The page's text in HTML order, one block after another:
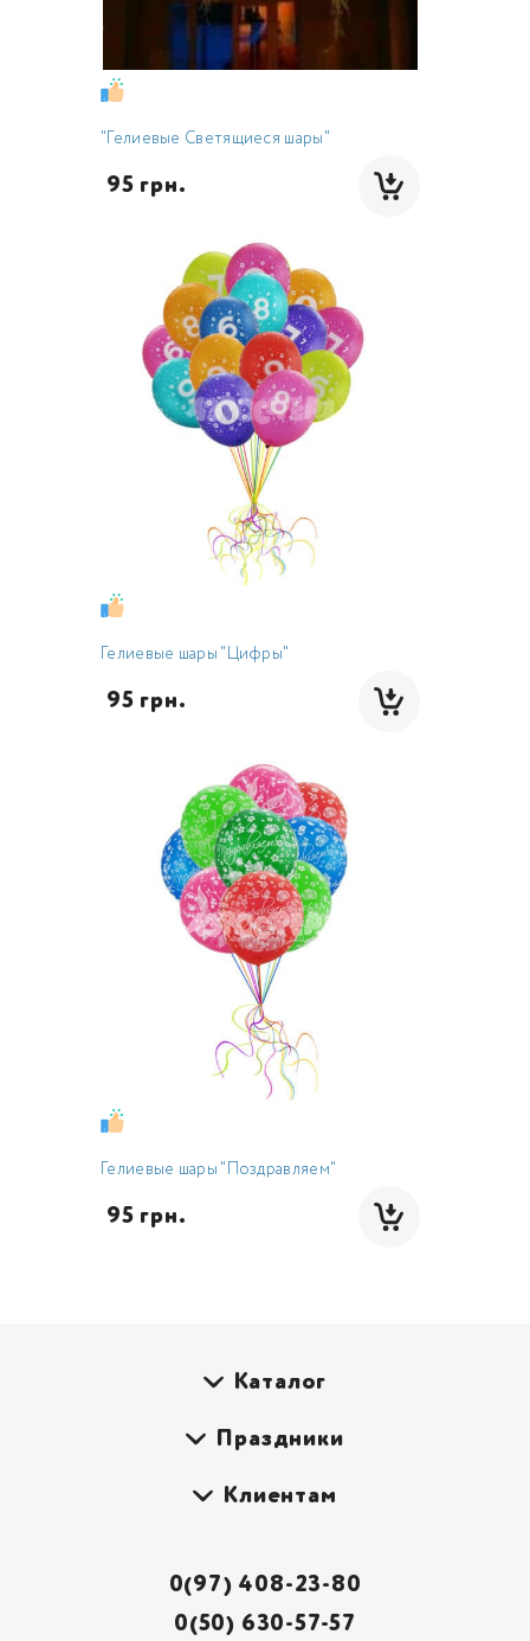
"Гелиевые Светящиеся шары"
95 грн.
Гелиевые шары "Цифры"
95 грн.
Гелиевые шары "Поздравляем"
95 грн.
Каталог
Праздники
Клиентам
0(97) 408-23-80
0(50) 630-57-57